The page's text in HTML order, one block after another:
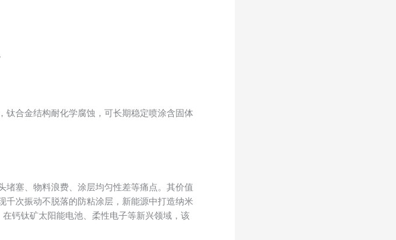
合金结构耐化学腐蚀，可长期稳定喷涂含固体
堵塞、物料浪费、涂层均匀性差等痛点。其价值
次振动不脱落的防粘涂层，新能源中打造纳米
钙钛矿太阳能电池、柔性电子等新兴领域，该